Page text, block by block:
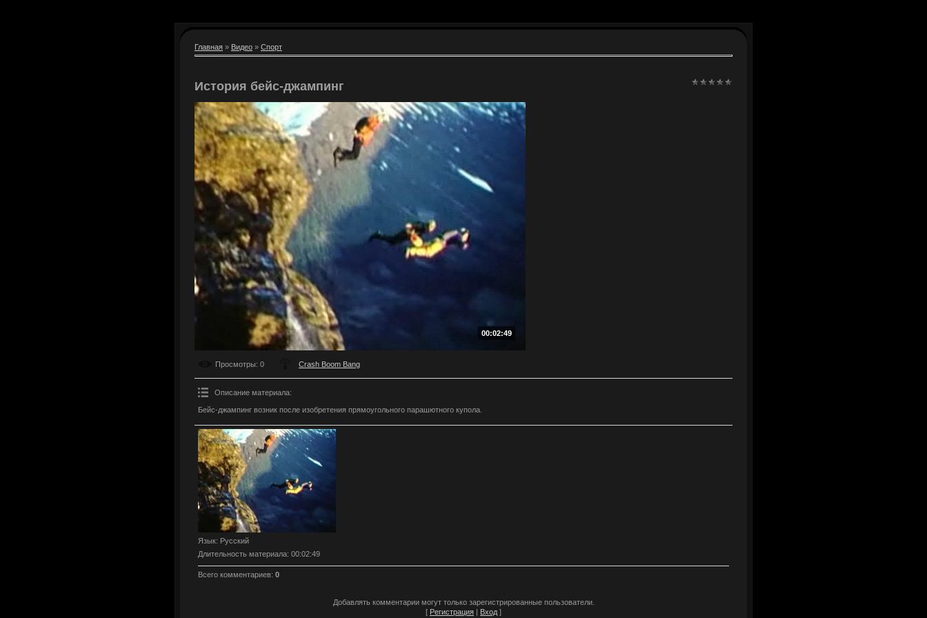
Главная » Видео » Спорт
История бейс-джампинг
00:02:49
Просмотры: 0 Crash Boom Bang
Описание материала:
Бейс-джампинг возник после изобретения прямоугольного парашютного купола.
Язык: Русский
Длительность материала: 00:02:49
Всего комментариев: 0
Добавлять комментарии могут только зарегистрированные пользователи.
[ Регистрация | Вход ]